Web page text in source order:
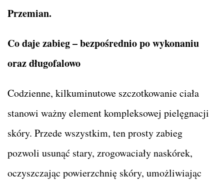
Przemian.
Co daje zabieg – bezpośrednio po wykonaniu
oraz długofalowo
Codzienne, kilkuminutowe szczotkowanie ciała
stanowi ważny element kompleksowej pielęgnacji
skóry. Przede wszystkim, ten prosty zabieg
pozwoli usunąć stary, zrogowaciały naskórek,
oczyszczając powierzchnię skóry, umożliwiając